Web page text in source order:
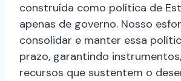
construída como política de
apenas de governo. Nosso
consolidar e manter essa
prazo, garantindo
recursos que sustentem o